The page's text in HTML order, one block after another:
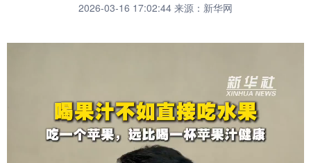
财经 网评
台湾 思客智库 全球连线 教育
军事 访谈 视频
图片 中央文件 金融 汽车
人居 信息化
2026-03-16 17:02:44 来源：新华网